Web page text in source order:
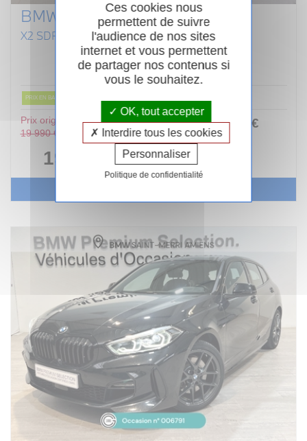
BMW X2 F39
X2 SDRIVE 18D 150 CH BVA8 LOUNGE
Diesel
Automatique
136 764km
Garantie 12 mois
PRIX EN BAISSE
Prix original :
19 990 €
19 490 €
ou241.00 €
/ mois
Ces cookies nous
permettent de suivre
l'audience de nos sites
internet et vous permettent
de partager nos contenus si
vous le souhaitez.
OK, tout accepter
Interdire tous les cookies
Personnaliser
Politique de confidentialité